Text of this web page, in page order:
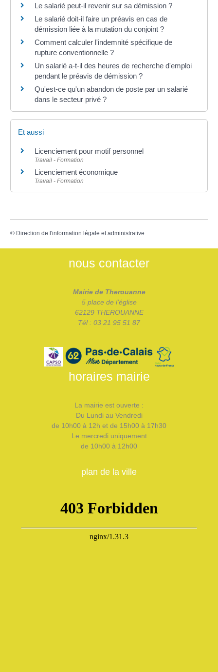
Le salarié peut-il revenir sur sa démission ?
Le salarié doit-il faire un préavis en cas de
démission liée à la mutation du conjoint ?
Comment calculer l'indemnité spécifique de
rupture conventionnelle ?
Un salarié a-t-il des heures de recherche d'emploi
pendant le préavis de démission ?
Qu'est-ce qu'un abandon de poste par un salarié
dans le secteur privé ?
Et aussi
Licenciement pour motif personnel
Travail - Formation
Licenciement économique
Travail - Formation
© Direction de l'information légale et administrative
nous contacter
Mairie de Therouanne
5 place de l'église
62129 THEROUANNE
Tél : 03 21 95 51 87
horaires mairie
La mairie est ouverte :
Du Lundi au Vendredi
de 10h00 à 12h et de 15h00 à 17h30
Le mercredi uniquement
de 10h00 à 12h00
plan de la ville